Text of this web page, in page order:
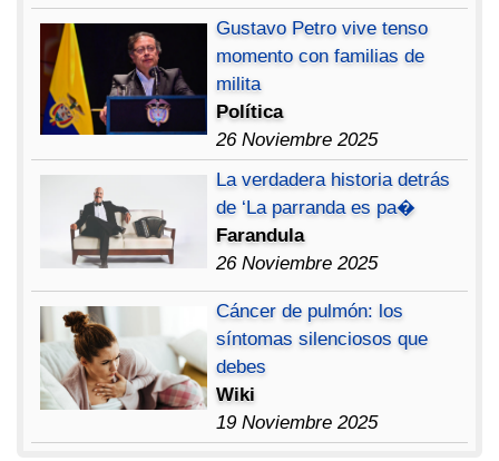
Gustavo Petro vive tenso
momento con familias de
milita
Política
26 Noviembre 2025
La verdadera historia detrás
de ‘La parranda es pa�
Farandula
26 Noviembre 2025
Cáncer de pulmón: los
síntomas silenciosos que
debes
Wiki
19 Noviembre 2025